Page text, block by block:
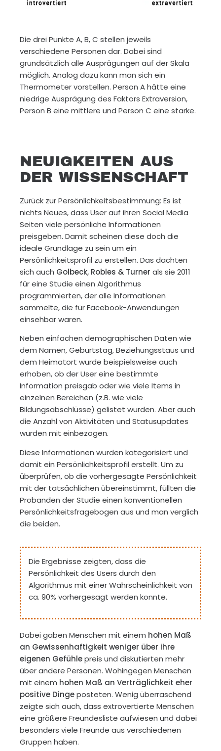
Die drei Punkte A, B, C stellen jeweils
verschiedene Personen dar. Dabei sind
grundsätzlich alle Ausprägungen auf der Skala
möglich. Analog dazu kann man sich ein
Thermometer vorstellen. Person A hätte eine
niedrige Ausprägung des Faktors Extraversion,
Person B eine mittlere und Person C eine starke.
NEUIGKEITEN AUS
DER WISSENSCHAFT
Zurück zur Persönlichkeitsbestimmung: Es ist
nichts Neues, dass User auf ihren Social Media
Seiten viele persönliche Informationen
preisgeben. Damit scheinen diese doch die
ideale Grundlage zu sein um ein
Persönlichkeitsprofil zu erstellen. Das dachten
sich auch Golbeck, Robles & Turner als sie 2011
für eine Studie einen Algorithmus
programmierten, der alle Informationen
sammelte, die für Facebook-Anwendungen
einsehbar waren.
Neben einfachen demographischen Daten wie
dem Namen, Geburtstag, Beziehungsstaus und
dem Heimatort wurde beispielsweise auch
erhoben, ob der User eine bestimmte
Information preisgab oder wie viele Items in
einzelnen Bereichen (z.B. wie viele
Bildungsabschlüsse) gelistet wurden. Aber auch
die Anzahl von Aktivitäten und Statusupdates
wurden mit einbezogen.
Diese Informationen wurden kategorisiert und
damit ein Persönlichkeitsprofil erstellt. Um zu
überprüfen, ob die vorhergesagte Persönlichkeit
mit der tatsächlichen übereinstimmt, füllten die
Probanden der Studie einen konventionellen
Persönlichkeitsfragebogen aus und man verglich
die beiden.
Die Ergebnisse zeigten, dass die
Persönlichkeit des Users durch den
Algorithmus mit einer Wahrscheinlichkeit von
ca. 90% vorhergesagt werden konnte.
Dabei gaben Menschen mit einem hohen Maß
an Gewissenhaftigkeit weniger über ihre
eigenen Gefühlepreis und diskutierten mehr
über andere Personen. Wohingegen Menschen
mit einem hohen Maß an Verträglichkeit eher
positive Dingeposteten. Wenig überraschend
zeigte sich auch, dass extrovertierte Menschen
eine größere Freundesliste aufwiesen und dabei
besonders viele Freunde aus verschiedenen
Gruppen haben.